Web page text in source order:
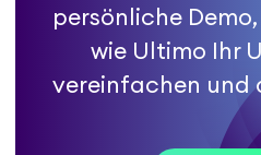
persönliche
wie Ultimo Ihr
vereinfachen und